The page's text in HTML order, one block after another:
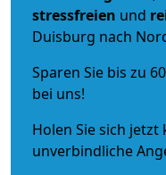
stressfreien und
Duisburg nach
Sparen Sie bis zu
bei uns!
Holen Sie sich
unverbindliche